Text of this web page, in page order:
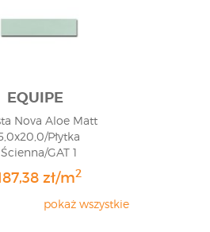
EQUIPE
Nova Aloe Matt
Płytka
Ścienna/GAT 1
zł/m2
pokaż wszystkie